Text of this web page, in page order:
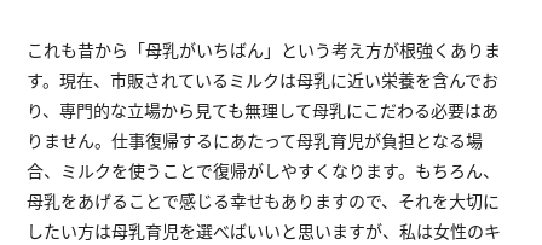
これも昔から「母乳がいちばん」という考え方が根強くありま
す。現在、市販されているミルクは母乳に近い栄養を含んでお
り、専門的な立場から見ても無理して母乳にこだわる必要はあ
りません。仕事復帰するにあたって母乳育児が負担となる場
合、ミルクを使うことで復帰がしやすくなります。もちろん、
母乳をあげることで感じる幸せもありますので、それを大切に
したい方は母乳育児を選べばいいと思いますが、私は女性のキ